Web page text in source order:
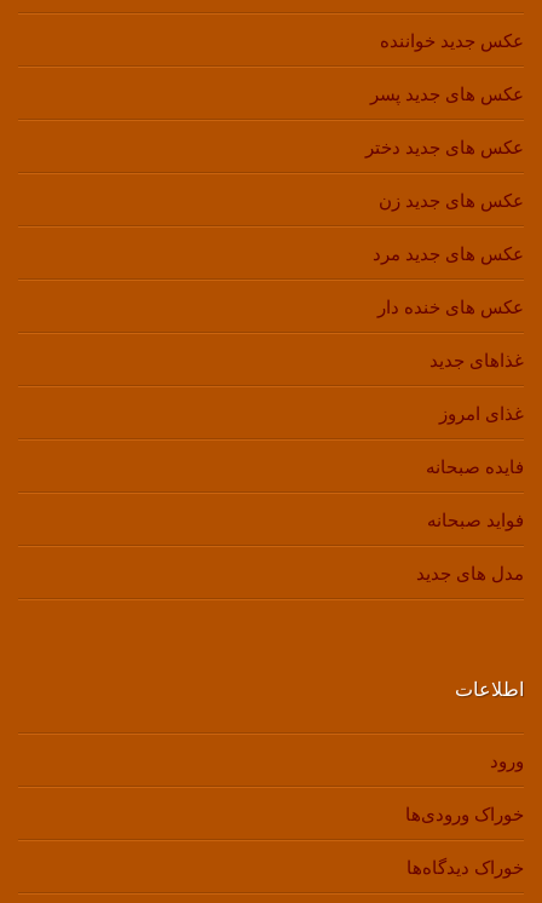
عکس جدید خواننده
عکس های جدید پسر
عکس های جدید دختر
عکس های جدید زن
عکس های جدید مرد
عکس های خنده دار
غذاهای جدید
غذای امروز
فایده صبحانه
فواید صبحانه
مدل های جدید
اطلاعات
ورود
خوراک ورودی‌ها
خوراک دیدگاه‌ها